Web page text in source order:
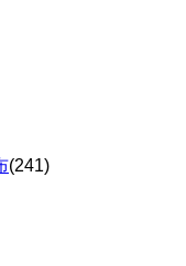
(241)